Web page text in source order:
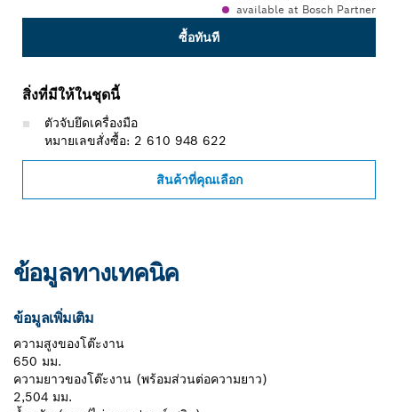
available at Bosch Partner
ซื้อทันที
สิ่งที่มีให้ในชุดนี้
ตัวจับยึดเครื่องมือ
หมายเลขสั่งซื้อ: 2 610 948 622
สินค้าที่คุณเลือก
ข้อมูลทางเทคนิค
ข้อมูลเพิ่มเติม
ความสูงของโต๊ะงาน
650 มม.
ความยาวของโต๊ะงาน (พร้อมส่วนต่อความยาว)
2,504 มม.